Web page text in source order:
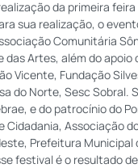
da primeira
sua realização, o
Comunitária
Artes, além do apoio
Vicente, Fundação
do Norte, Sesc Sobral.
e do patrocínio do
Cidadania, Associação
Prefeitura Municipal
festival é o resultado